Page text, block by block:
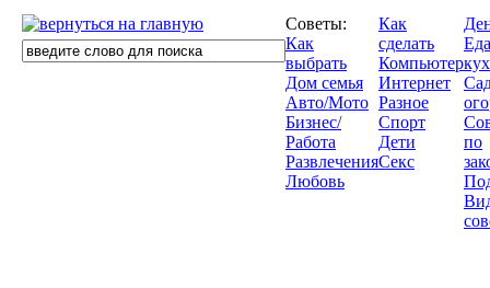
Советы:
Как
выбрать
Дом семья
Авто/Мото
Бизнес/
Работа
Развлечения
Любовь
Как
сделать
Компьютер
Интернет
Разное
Спорт
Дети
Секс
по